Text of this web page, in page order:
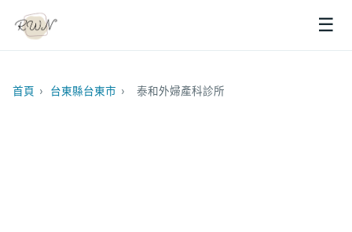
☰
首頁 › 台東縣台東市 › 泰和外婦產科診所